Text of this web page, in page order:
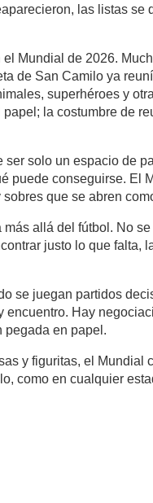
las listas
Mundial de 2026.
de San Camilo ya
superhéroes y
la costumbre de
ser solo un espacio de
puede conseguirse.
que se abren
allá del fútbol. No
justo lo que
se juegan partidos
encuentro. Hay
pegada en papel.
y figuritas, el
como en cualquier